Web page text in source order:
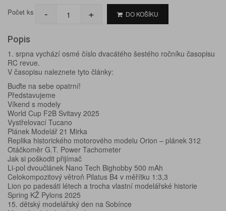
Počet ks - + DO KOŠÍKU
Popis
1. srpna vychází osmé číslo dvacátého šestého ročníku časopisu
RC revue.
V časopisu naleznete tyto články:
Buďte na sebe opatrní!
Představujeme
Víkend s modely
World Cup F2B Svitavy 2025
Vystřelovací Tucano
Plánek Modelář 21 Mirka
Replika historického motorového modelu Orion – plánek 312
Otáčkoměr G.T. Power Tachometer
Jak si poškodit přijímač
Li-pol dvoučlánek Nano Tech Bighobby 500 mAh
Celokompozitový větroň Pilatus B4 v měřítku 1:3,3
Lion po padesáti létech a trocha vlastní modelářské historie
Spring KŽ Pylons 2025
15. dětský modelářský den na Sobínce